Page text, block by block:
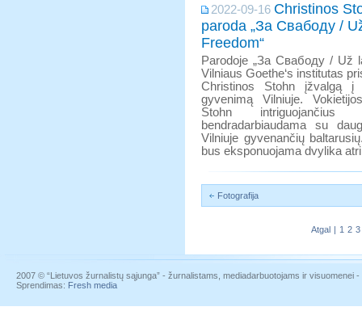
2022-09-16 Christinos
paroda „За Свабоду /
Freedom“
Parodoje „За Свабоду / Už
Vilniaus Goethe‘s institutas
Christinos Stohn įžvalgą į
gyvenimą Vilniuje.
Stohn intriguojančius
bendradarbiaudama su
Vilniuje gyvenančių
bus eksponuojama dvylika
Fotografija
Atgal | 1 2 3
2007 © “Lietuvos žurnalistų sąjunga” - žurnalistams, mediadarbuotojams ir visuomenei
Sprendimas: Fresh media